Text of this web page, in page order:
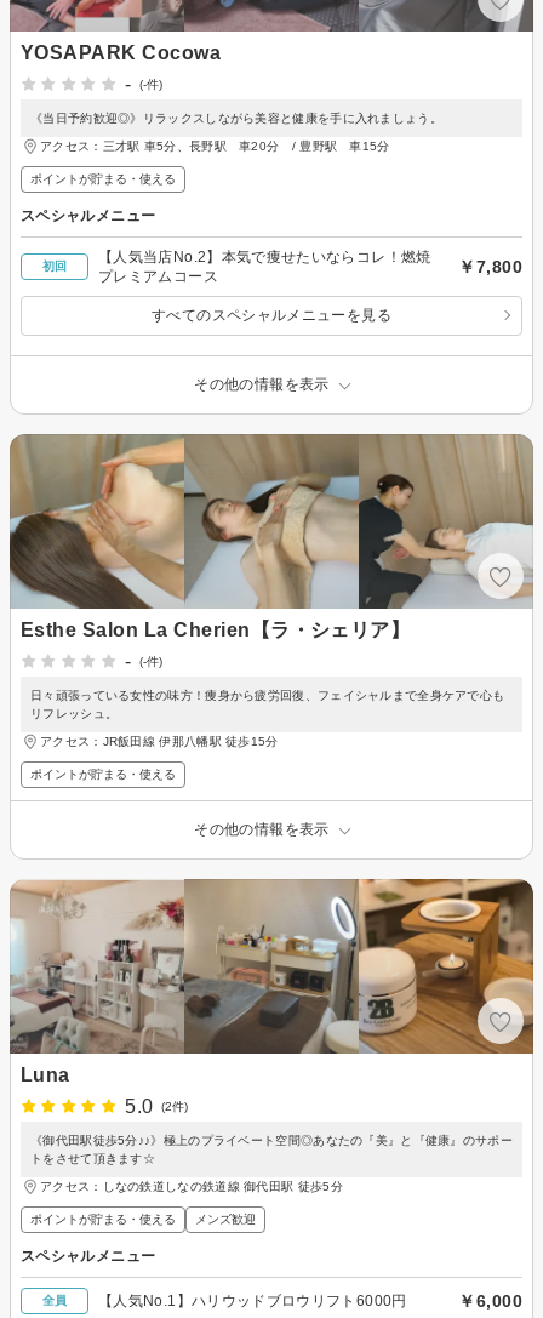
YOSAPARK Cocowa
-
(-件)
《当日予約歓迎◎》リラックスしながら美容と健康を手に入れましょう。
アクセス：三才駅 車5分、長野駅 車20分 / 豊野駅 車15分
ポイントが貯まる・使える
スペシャルメニュー
初回
【人気当店No.2】本気で痩せたいならコレ！燃焼
プレミアムコース
￥7,800
すべてのスペシャルメニューを見る
その他の情報を表示
Esthe Salon La Cherien【ラ・シェリア】
-
(-件)
日々頑張っている女性の味方！痩身から疲労回復、フェイシャルまで全身ケアで心も
リフレッシュ。
アクセス：JR飯田線 伊那八幡駅 徒歩15分
ポイントが貯まる・使える
その他の情報を表示
Luna
5.0
(2件)
《御代田駅徒歩5分♪♪》極上のプライベート空間◎あなたの『美』と『健康』のサポー
トをさせて頂きます☆
アクセス：しなの鉄道しなの鉄道線 御代田駅 徒歩5分
ポイントが貯まる・使える メンズ歓迎
スペシャルメニュー
全員 【人気No.1】ハリウッドブロウリフト6000円 ￥6,000